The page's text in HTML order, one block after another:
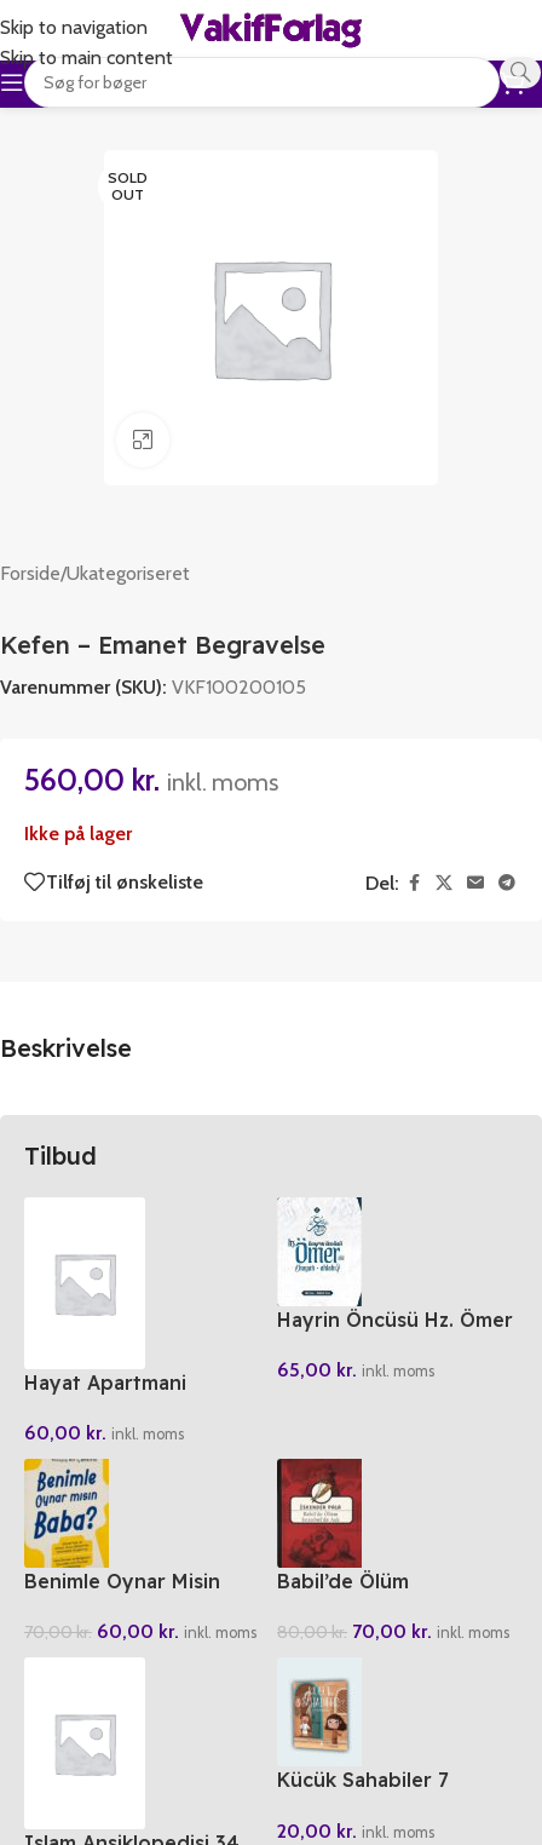
Skip to navigation
Skip to main content
SOLD
OUT
Forside/Ukategoriseret
Kefen – Emanet Begravelse
Varenummer (SKU): VKF100200105
560,00 kr. inkl. moms
Ikke på lager
Tilføj til ønskeliste Del:
Beskrivelse
Tilbud
Hayat Apartmani
60,00 kr. inkl. moms
Hayrin Öncüsü Hz. Ömer
65,00 kr. inkl. moms
Benimle Oynar Misin
70,00kr. 60,00 kr. inkl. moms
Babil’de Ölüm
80,00kr. 70,00 kr. inkl. moms
Kücük Sahabiler 7
Cocugu
20,00 kr. inkl. moms